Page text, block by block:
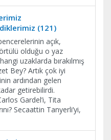
(121)
açık,
olduğu o yaz
uzaklarda bırakılmış
Bey? Artık çok iyi
ardından gelen
getirebilirdi.
Gardel’i, Tita
Secaattin Tanyerli’yi,